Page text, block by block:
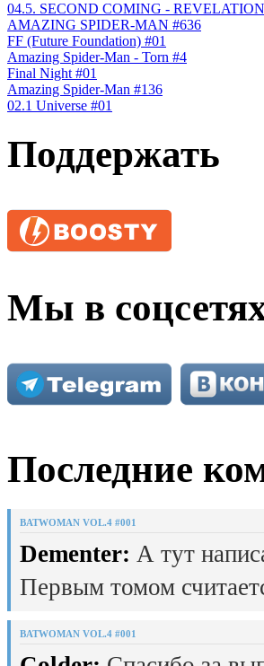
04.5. SECOND COMING -
AMAZING SPIDER-MAN #636
FF (Future Foundation) #01
Amazing Spider-Man - Torn #4
Final Night #01
Amazing Spider-Man #136
02.1 Universe #01
Поддержать
Мы в
Последние
BATWOMAN VOL.4 #001
Dementer: А тут
Первым томом
BATWOMAN VOL.4 #001